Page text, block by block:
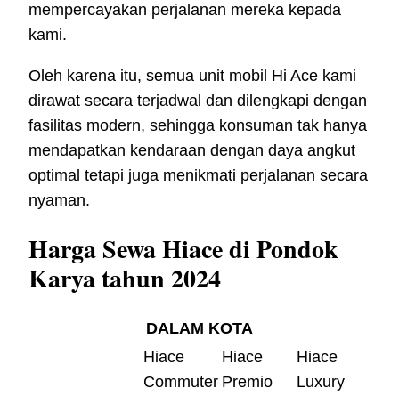
mempercayakan perjalanan mereka kepada
kami.
Oleh karena itu, semua unit mobil Hi Ace kami
dirawat secara terjadwal dan dilengkapi dengan
fasilitas modern, sehingga konsuman tak hanya
mendapatkan kendaraan dengan daya angkut
optimal tetapi juga menikmati perjalanan secara
nyaman.
Harga Sewa Hiace di Pondok
Karya tahun 2024
DALAM KOTA
Hiace
Commuter
Hiace
Premio
Hiace
Luxury